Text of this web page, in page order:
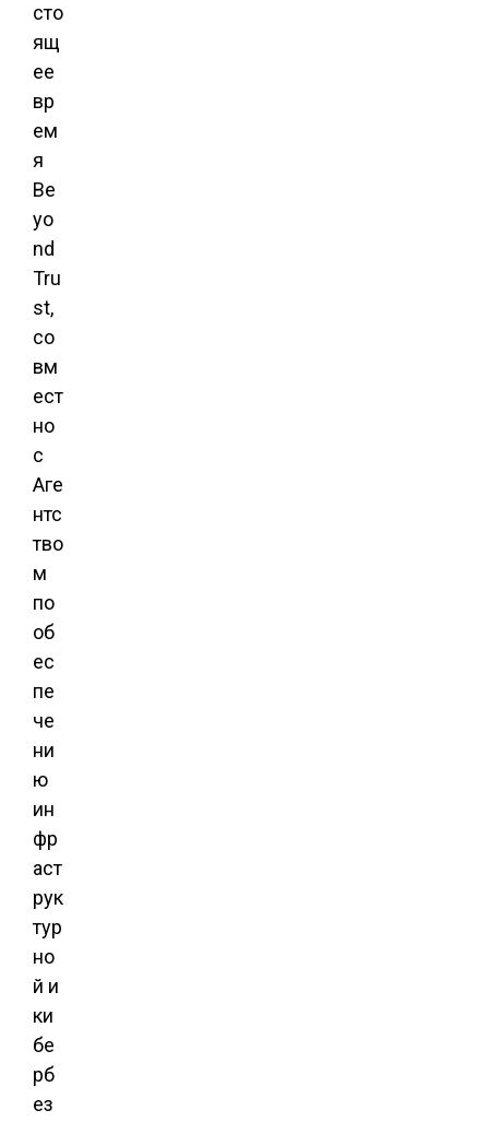
сто
ящ
ее
вр
ем
я
Be
yo
nd
Tru
st,
со
вм
ест
но
с
Аге
нтс
тво
м
по
об
ес
пе
че
ни
ю
ин
фр
аст
рук
тур
но
й и
ки
бе
рб
ез